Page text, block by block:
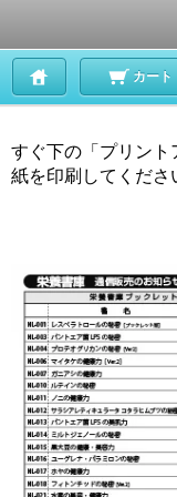
カート
すぐ下の「プリント
紙を印刷してくださ